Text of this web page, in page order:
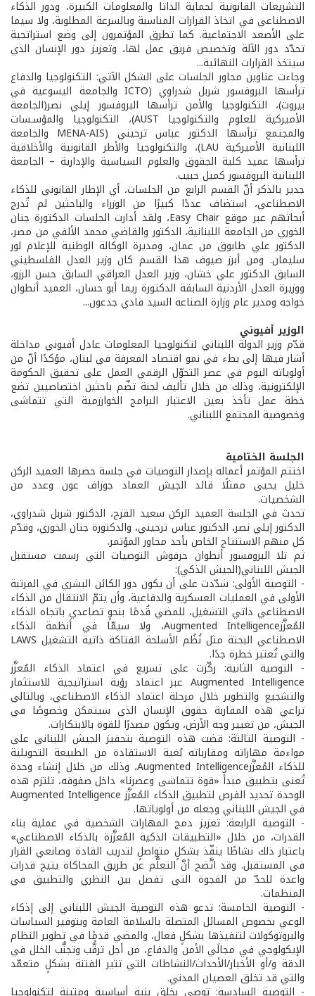
التشريعات القانونية لحماية الداتا والمعلومات الكبيرة، ودور الذكاء
الاصطناعي في اتخاذ القرارات المناسبة وبالسرعة المطلوبة، ولا سيما
على الأصعد الاجتماعية. كما تطرق المؤتمرون إلى وضع استراتجية
تحدّد دور الآلة وتخصيص فريق عمل لها، وتعزيز دور الإنسان الذي
سيتخذ القرارات النهائية...
وجاءت عناوين محاور الجلسات على الشكل الآتي: التكنولوجيا والدفاع
ترأسها البروفسور شربل شدراوي (ICTO والجامعة اليسوعية في
بيروت)، التكنولوجيا والأمن ترأسها البروفسور إيلي نصر(الجامعة
الأميركية للعلوم والتكنولوجيا AUST)، التكنولوجيا والمؤسـسات
والمجتمع ترأسها الدكتور عباس ترحيني (MENA-AIS والجامعة
اللبنانية الأميركية LAU)، والتكنولوجيا والأطر القانونية والأخلاقية
ترأسها عميد كلية الجقوق والعلوم السياسية والإدارية – الجامعة
اللبنانية البروفسور كميل حبيب.
جدير بالذكر أنّ القسم الرابع من الجلسات، أي الإطار القانوني للذكاء
الاصطناعي، استضاف عددًا كبيرًا من الوزراء والباحثين لم تُدرج
أبحاثهم عبر موقع Easy Chair، ولقد أدارت الجلسات الدكتورة جنان
الخوري من الجامعة اللبنانية، الدكتور والقاضي محمد الألفي من مصر،
الدكتور علي طابوق من عمان، ومديرة الوكالة الوطنية للإعلام لور
سليمان. ومن أبرز ضيوف هذا القسم كان وزير العدل الفلسطيني
السابق الدكتور علي خشان، وزير العدل العراقي السابق حسن الرزو،
ووزيرة العدل الأردنية السابقة الدكتورة ريما أبو حسان، العميد أنطوان
خواجه ومدير عام وزارة الصناعة السيد فادي جدعون...
الوزير أفيوني
قدّم وزير الدولة اللبناني لتكنولوجيا المعلومات عادل أفيوني مداخلة
أشار فيها إلى بطء في نمو اقتصاد المعرفة في لبنان، مؤكدًا أنّ من
أولوياته اليوم في عصر التحوّل الرقمي العمل على تحقيق الحكومة
الإلكترونية، وذلك من خلال تأليف لجنة تضّم باحثين اختصاصيين تضع
خطة عمل تأخذ بعين الاعتبار البرامج الخوارزمية التي تتماشى
وخصوصية المجتمع اللبناني.
الجلسة الختامية
اختتم المؤتمر أعماله بإصدار التوصيات في جلسة حضرها العميد الركن
خليل يحيى ممثلًا قائد الجيش العماد جوزاف عون وعدد من
الشخصيات.
تحدث في الجلسة العميد الركن سعيد القزح، الدكتور شربل شدراوي،
الدكتور إيلي نصر، الدكتور عباس ترحيني، والدكتورة جنان الخوري، وقدّم
كل منهم الاستنتاج الخاص بأحد محاور المؤتمر.
ثم تلا البروفسور أنطوان حرفوش التوصيات التي رسمت مستقبل
الجيش اللبناني(الجيش الذكي):
- التوصية الأولى: شدّدت على أن يكون دور الكائن البشري في المرتبة
الأولى في العمليات العسكرية والدفاعية، وأن يتمّ الانتقال من الذكاء
الاصطناعي ذاتي التشغيل، للمضي قُدمًا بنحوٍ تصاعدي باتجاه الذكاء
المُعزَّزAugmented Intelligence، ولا سيمّا في أنظمة الذكاء
الاصطناعي البحتة مثل نُظُم الأسلحة الفتاكة ذاتية التشغيل LAWS
والتي تُعتبر خطرة جدًا.
- التوصية الثانية: ركّزت على تسريع في اعتماد الذكاء المُعزَّز
Augmented Intelligence عبر اعتماد رؤية استراتيجية للاستثمار
والتشجيع والتطوير خلال مرحلة اعتماد الذكاء الاصطناعي، وبالتالي
تراعي هذه المقاربة حقوق الإنسان الذي سيتمكن وخصوصًا في
الجيش، من تغيير وجه الأرض، ويكون مصدرًا للقوة بالابتكارات.
- التوصية الثالثة: قضت هذه التوصية بتحفيز الجيش اللبناني على
مواءمة مهاراته ومقارباته بُغية الاستفادة من الطبيعة التحويلية
للذكاء المُعزَّزAugmented Intelligence، وذلك من خلال إنشاء وحدة
تُعنى بتطبيق مبدأ «قوة تتماشى وعصرنا» داخل صفوفه، تلتزم هذه
الوحدة تحديد الفرص لتطبيق الذكاء المُعزَّز Augmented Intelligence
في الجيش اللبناني وجعله من أولوياتها.
- التوصية الرابعة: تعزيز دمج المهارات الشخصية في عملية بناء
القدرات، من خلال «التطبيقات الذكية المُعزَّزة بالذكاء الاصطناعي»
باعتبار ذلك نشاطًا ينفّذ بشكلٍ متواصلٍ لتدريب القادة وصانعي القرار
في المستقبل. وقد اتَّضح أنَّ التعلُّم عن طريق المحاكاة يتيح قدرات
واعدة للحدّ من الفجوة التي تفصل بين النظري والتطبيق في
المنظمات.
- التوصية الخامسة: تدعو هذه التوصية الجيش اللبناني إلى إذكاء
الوعي بخصوص المسائل المتصلة بالسلامة العامة وبتوفير السياسات
والبروتوكولات لتنفيذها بشكلٍ فعال، والمضي قدمًا في تطوير النظام
الإيكولوجي في مجالَي الأمن والدفاع، من أجل ترقُّب وتجنُّب الخلل في
الدقة و/أو الأخبار/الأحداث/النشاطات التي تثير الفتنة بشكلٍ متعمّد
والتي قد تخلق العصيان المدني.
- التوصية السادسة: توصي بخلق بنية أساسية ومتينة لتكنولوجيا